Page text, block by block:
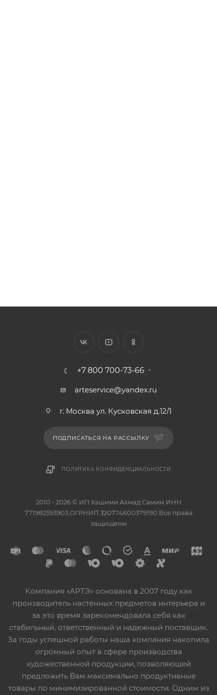
+7 800 700-73-66
arteservice@yandex.ru
г. Москва ул. Кусковская д.12/1
ПОДПИСАТЬСЯ НА РАССЫЛКУ
ПОЛИТИКА КОНФИДЕНЦИАЛЬНОСТИ
2010 - 2026 © ИП Хашими Ахмад Самим ИНН
771982593903,ОГРНИП 320774600379190 Все права
защищены
Компания «АРТЭ» основана в 2007 году как
производитель настенных предметов интерьера и
за это время зарекомендовала себя как
стабильный, ответственный и надежный поставщик.
За годы успешной работы наша компания накопила
огромный опыт в сфере производства
художественной продукции, позволяющей
предложить Вам максимально продуктивные
товары по минимизированной стоимости. Одним из